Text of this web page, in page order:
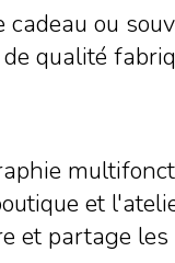
cadeau ou
qualité
et
et partage